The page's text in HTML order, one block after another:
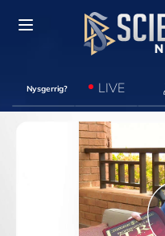
Nysgerrig? LIVE